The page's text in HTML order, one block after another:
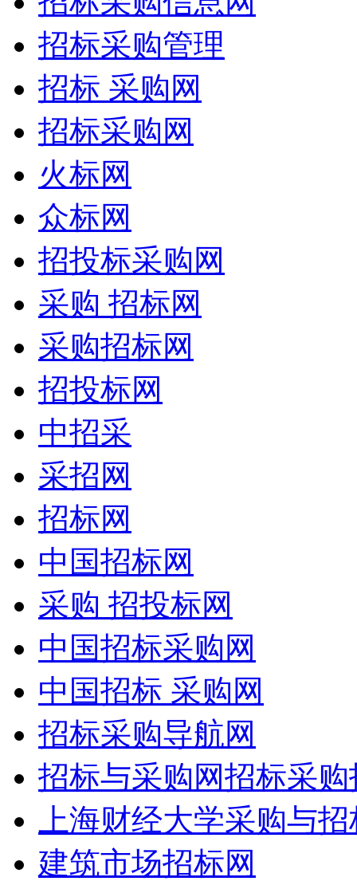
招标采购管理
招标 采购网
招标采购网
火标网
众标网
招投标采购网
采购 招标网
采购招标网
招投标网
中招采
采招网
招标网
中国招标网
采购 招投标网
中国招标采购网
中国招标 采购网
招标采购导航网
招标与采购网招标采
上海财经大学采购与
建筑市场招标网